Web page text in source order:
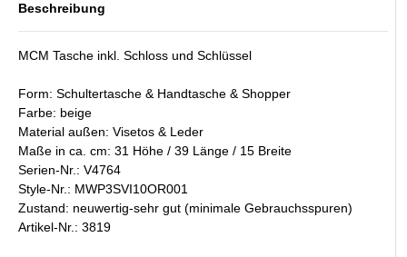
Beschreibung
MCM Tasche inkl. Schloss und Schlüssel
Form: Schultertasche & Handtasche & Shopper
Farbe: beige
Material außen: Visetos & Leder
Maße in ca. cm: 31 Höhe / 39 Länge / 15 Breite
Serien-Nr.: V4764
Style-Nr.: MWP3SVI10OR001
Zustand: neuwertig-sehr gut (minimale Gebrauchsspuren)
Artikel-Nr.: 3819